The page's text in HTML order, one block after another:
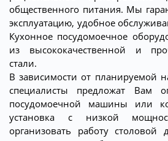
общественного питания. Мы
эксплуатацию, удобное
Кухонное посудомоечное
из высококачественной и
стали.
В зависимости от планируемой
специалисты предложат Вам
посудомоечной машины или
установка с низкой
организовать работу